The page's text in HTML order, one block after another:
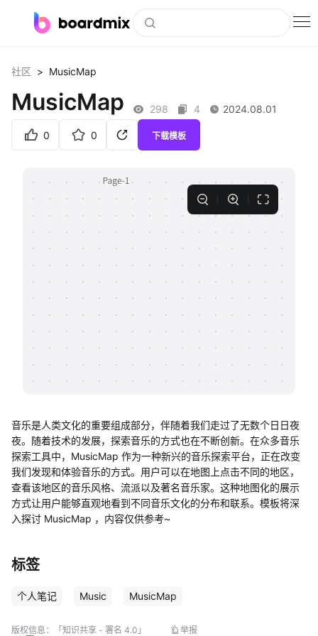
社区资源
私有化部署
支持
知识分享社区
社区 > MusicMap
MusicMap 298 4 2024.08.01
0 0 下载模板
音乐是人类文化的重要组成部分，伴随着我们走过了无数个日日夜
夜。随着技术的发展，探索音乐的方式也在不断创新。在众多音乐
探索工具中，MusicMap 作为一种新兴的音乐探索平台，正在改变
我们发现和体验音乐的方式。用户可以在地图上点击不同的地区，
查看该地区的音乐风格、流派以及著名音乐家。这种地图化的展示
方式让用户能够直观地看到不同音乐文化的分布和联系。模板将深
入探讨 MusicMap ，内容仅供参考~
标签
个人笔记 Music MusicMap
版权信息： 「知识共享 - 署名 4.0」 举报